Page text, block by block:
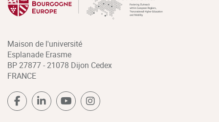
Maison de l'université
Esplanade Erasme
BP 27877 - 21078 Dijon Cedex
FRANCE